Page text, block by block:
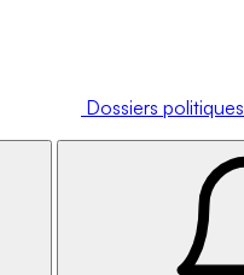
Dossiers politiques